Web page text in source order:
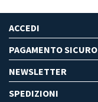
ACCEDI
PAGAMENTO SICURO
NEWSLETTER
SPEDIZIONI